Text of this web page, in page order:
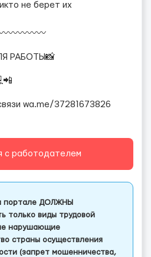
не берет их
〰️〰️〰️〰️
РАБОТЫ📸
wa.me/37281673826
с работодателем
портале ДОЛЖНЫ
только виды трудовой
нарушающие
страны осуществления
(запрет мошенничества,